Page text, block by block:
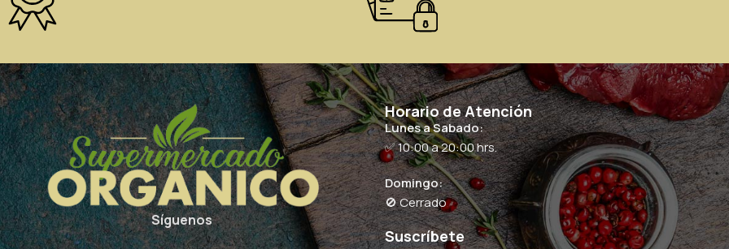
Síguenos
Horario de Atención
Lunes a Sabado:
✅ 10:00 a 20:00 hrs.
Domingo:
🚫 Cerrado
Suscríbete